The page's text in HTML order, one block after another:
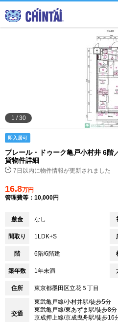
沿
住
家賃
通勤
物件
不動
1 /30
即入居可
プレール・ドゥーク亀戸小村井 6階
貸物件詳細
7日以内に物件情報が更新されました
16.8万円
管理費等：10,000円
敷金 なし
間取り 1LDK+S
階 6階/6階建
築年数 1年未満
住所 東京都墨田区立花５丁目
交通
東武亀戸線/小村井駅/徒歩5分
東武亀戸線/東あずま駅/徒歩8分
京成押上線/京成曳舟駅/徒歩16